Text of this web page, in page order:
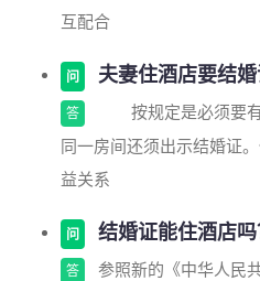
互配合
问 夫妻住酒店要结婚
答
按规定是必须要有
同一房间还须出示结婚证
益关系
问 结婚证能住酒店吗
答
参照新的《中华人民